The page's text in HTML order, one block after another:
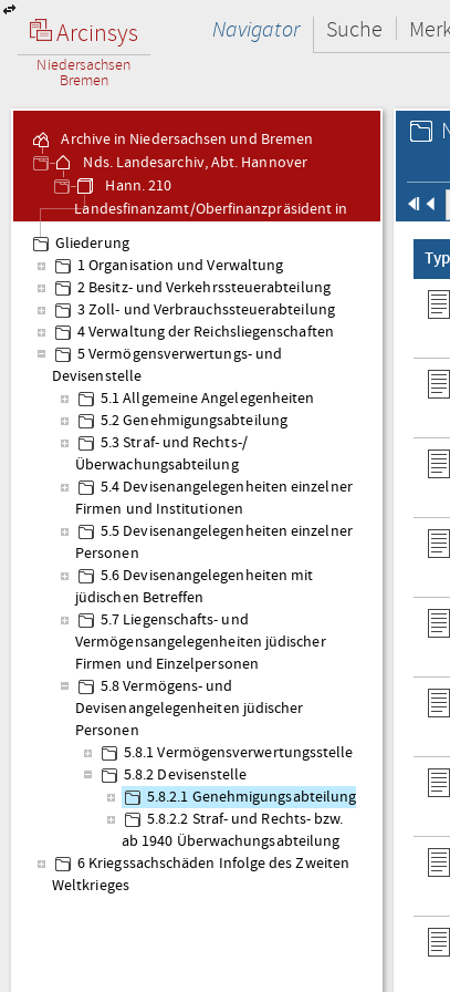
Arcinsys
Niedersachsen
Bremen
Navigator Suche
Archive in Niedersachsen und Bremen
Nds. Landesarchiv, Abt. Hannover
Hann. 210
Landesfinanzamt/Oberfinanzpräsident in
Hannover
Gliederung
1 Organisation und Verwaltung
2 Besitz- und Verkehrssteuerabteilung
3 Zoll- und Verbrauchssteuerabteilung
4 Verwaltung der Reichsliegenschaften
5 Vermögensverwertungs- und
Devisenstelle
5.1 Allgemeine Angelegenheiten
5.2 Genehmigungsabteilung
5.3 Straf- und Rechts-/
Überwachungsabteilung
5.4 Devisenangelegenheiten einzelner
Firmen und Institutionen
5.5 Devisenangelegenheiten einzelner
Personen
5.6 Devisenangelegenheiten mit
jüdischen Betreffen
5.7 Liegenschafts- und
Vermögensangelegenheiten jüdischer
Firmen und Einzelpersonen
5.8 Vermögens- und
Devisenangelegenheiten jüdischer
Personen
5.8.1 Vermögensverwertungsstelle
5.8.2 Devisenstelle
5.8.2.1 Genehmigungsabteilung
5.8.2.2 Straf- und Rechts- bzw.
ab 1940 Überwachungsabteilung
6 Kriegssachschäden Infolge des Zweiten
Weltkrieges
Typ